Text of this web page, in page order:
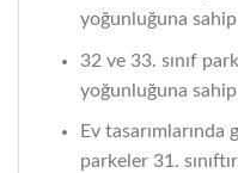
yoğunluğuna
32 ve 33. sınıf
yoğunluğuna sahip
Ev
parkeler 31.